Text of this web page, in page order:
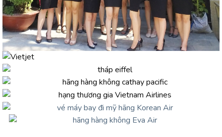
CÔNG TY TNHH DU LỊCH BAY VIỆT MỸ Mã Số
Thuế:0316692942- TICKET OFFICE VIỆT MỸ
TỔNG CÔNG TY VIỆT MỸ (VIỆT MỸ TRAVEL GROUP CO.LTD)
- THƯƠNG HIỆU VÉ MÁY BAY HÀNG ĐẦU VIỆT NAM
TRỤ SỞ CHÍNH
466/8 Tân Kỳ Tân Qúy, Phường Tân Sơn Nhì,
TP.HCM(Quận Tân Phú cũ)